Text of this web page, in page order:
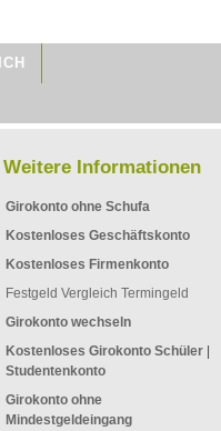
Weitere Informationen
Girokonto ohne Schufa
Kostenloses Geschäftskonto
Kostenloses Firmenkonto
Festgeld Vergleich Termingeld
Girokonto wechseln
Kostenloses Girokonto Schüler|
Studentenkonto
Girokonto ohne
Mindestgeldeingang